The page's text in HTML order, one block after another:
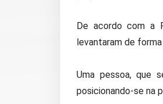
De acordo com a
levantaram de
Uma pessoa, que
posicionando-se na